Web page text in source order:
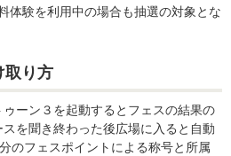
体験を利用中の場合も抽選の対象とな
取り方
ーン３を起動するとフェスの結果の
を聞き終わった後広場に入ると自動
のフェスポイントによる称号と所属